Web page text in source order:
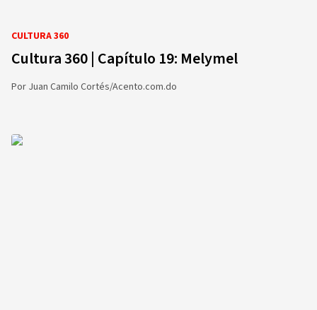
CULTURA 360
Cultura 360 | Capítulo 19: Melymel
Por Juan Camilo Cortés/Acento.com.do